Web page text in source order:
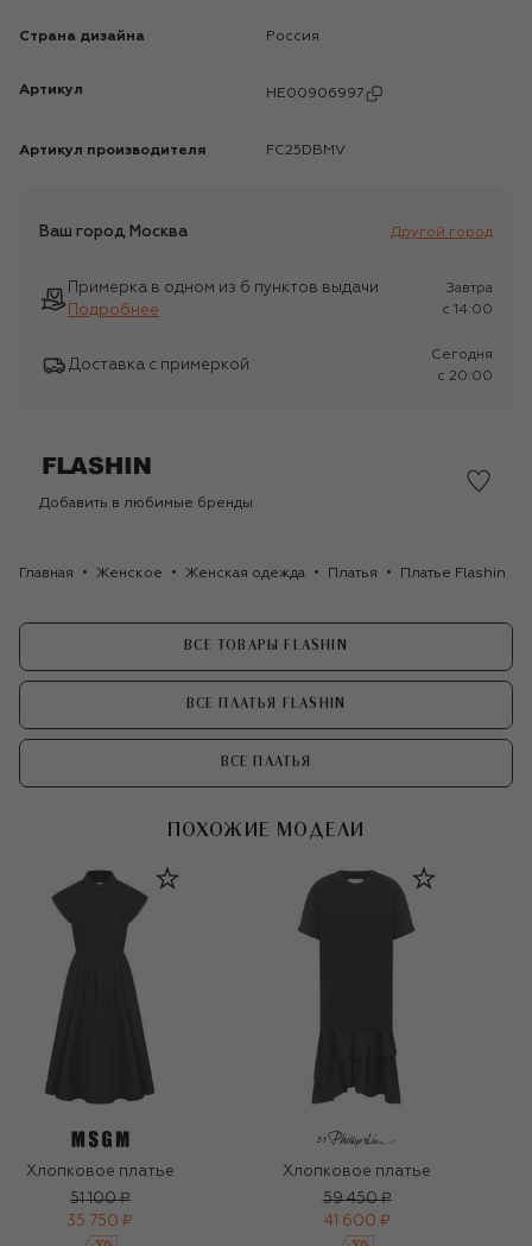
Страна дизайна Россия
Артикул HE00906997
Артикул производителя FC25DBMV
Ваш город Москва Другой город
Примерка в одном из 6 пунктов выдачи
Подробнее
Завтра
c 14:00
Доставка с примеркой
Сегодня
c 20:00
Добавить в любимые бренды
Главная Женское Женская одежда Платья Платье Flashin
ВСЕ ТОВАРЫ FLASHIN
ВСЕ ПЛАТЬЯ FLASHIN
ВСЕ ПЛАТЬЯ
ПОХОЖИЕ МОДЕЛИ
Хлопковое платье
51 100 ₽
35 750 ₽
Хлопковое платье
59 450 ₽
41 600 ₽